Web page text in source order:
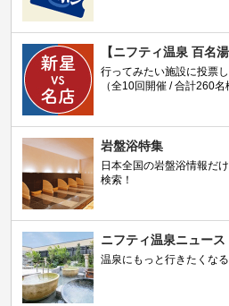
【ニフティ温泉 百名湯
行ってみたい施設に投票
（全10回開催 / 合計260名
岩盤浴特集
日本全国の岩盤浴情報だ
検索！
ニフティ温泉ニュース
温泉にもっと行きたくな